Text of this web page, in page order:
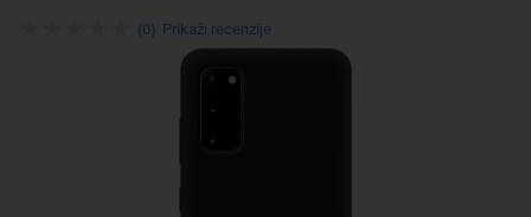
(0) Prikaži recenzije